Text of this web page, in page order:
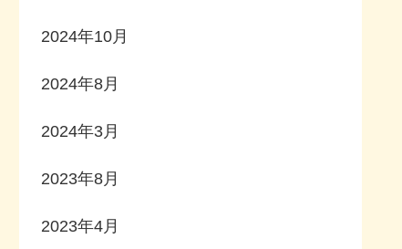
2024年10月
2024年8月
2024年3月
2023年8月
2023年4月